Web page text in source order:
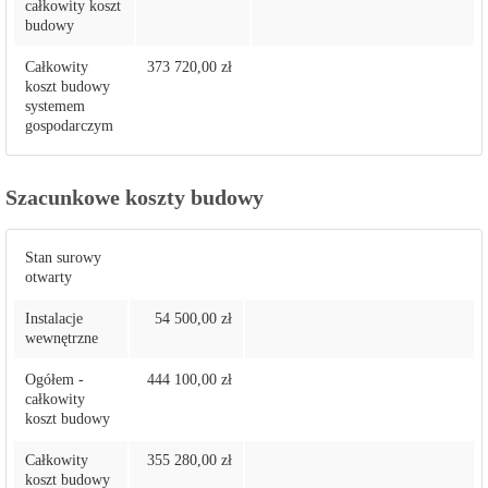
całkowity koszt
budowy
Całkowity
koszt budowy
systemem
gospodarczym
373 720,00 zł
Szacunkowe koszty budowy
Stan surowy
otwarty
Instalacje
wewnętrzne
54 500,00 zł
Ogółem -
całkowity
koszt budowy
444 100,00 zł
Całkowity
koszt budowy
355 280,00 zł